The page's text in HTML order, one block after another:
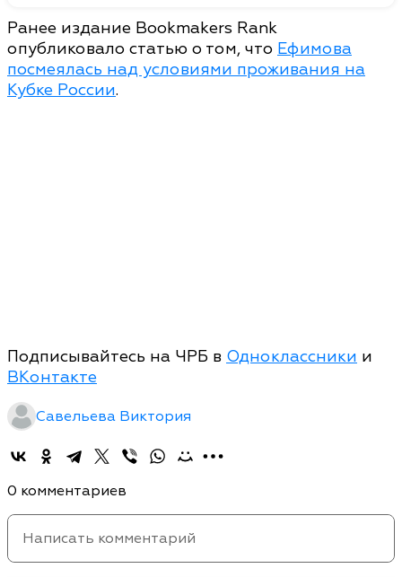
Ранее издание Bookmakers Rank
опубликовало статью о том, что Ефимова
посмеялась над условиями проживания на
Кубке России.
Подписывайтесь на ЧРБ в Одноклассники и
ВКонтакте
Савельева Виктория
0 комментариев